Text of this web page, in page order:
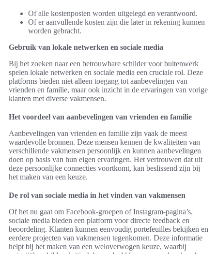
Of alle kostenposten worden uitgelegd en verantwoord.
Of er aanvullende kosten zijn die later in rekening kunnen
worden gebracht.
Gebruik van lokale netwerken en sociale media
Bij het zoeken naar een betrouwbare schilder voor buitenwerk
spelen lokale netwerken en sociale media een cruciale rol. Deze
platforms bieden niet alleen toegang tot aanbevelingen van
vrienden en familie, maar ook inzicht in de ervaringen van vorige
klanten met diverse vakmensen.
Het voordeel van aanbevelingen van vrienden en familie
Aanbevelingen van vrienden en familie zijn vaak de meest
waardevolle bronnen. Deze mensen kennen de kwaliteiten van
verschillende vakmensen persoonlijk en kunnen aanbevelingen
doen op basis van hun eigen ervaringen. Het vertrouwen dat uit
deze persoonlijke connecties voortkomt, kan beslissend zijn bij
het maken van een keuze.
De rol van sociale media in het vinden van vakmensen
Of het nu gaat om Facebook-groepen of Instagram-pagina’s,
sociale media bieden een platform voor directe feedback en
beoordeling. Klanten kunnen eenvoudig portefeuilles bekijken en
eerdere projecten van vakmensen tegenkomen. Deze informatie
helpt bij het maken van een weloverwogen keuze, waarbij